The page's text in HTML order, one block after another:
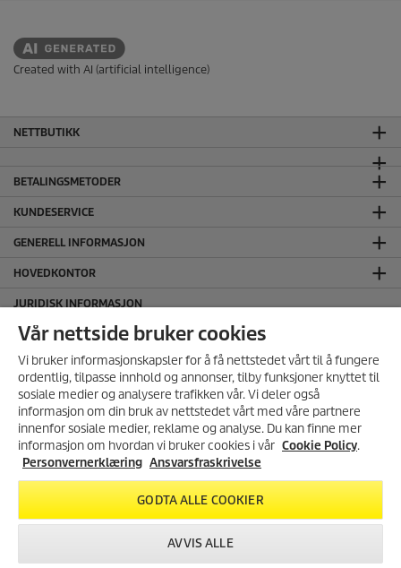
MELD DEG PÅ VÅRT
NYHETSBREV!
Få 10% rabatt på ditt neste kjøp i
på vårt nyhetsbrev.
REGISTRER DEG
Created with AI (artificial intelligence)
NETTBUTIKK
BETALINGSMETODER
KUNDESERVICE
GENERELL INFORMASJON
HOVEDKONTOR
JURIDISK INFORMASJON
Ansvarsfraskrivelse
Personvernerklæring
Salgs og leveringsbetingelser
SERTIFISERT MILJØFYRTÅRN
FØLG OSS I SOSIALE MEDIER
Vår nettside bruker cookies
Vi bruker informasjonskapsler for å få nettstedet vårt til å fungere
ordentlig, tilpasse innhold og annonser, tilby funksjoner knyttet til
sosiale medier og analysere trafikken vår. Vi deler også
informasjon om din bruk av nettstedet vårt med våre partnere
innenfor sosiale medier, reklame og analyse. Du kan finne mer
informasjon om hvordan vi bruker cookies i vår Cookie Policy.
Personvernerklæring Ansvarsfraskrivelse
GODTA ALLE COOKIER
AVVIS ALLE